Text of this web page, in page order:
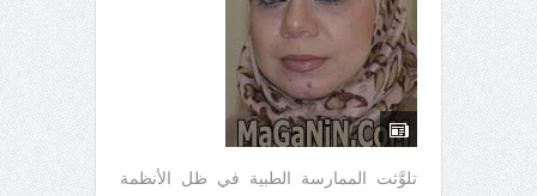
تلوَّثت الممارسة الطبية في ظل الأنظمة